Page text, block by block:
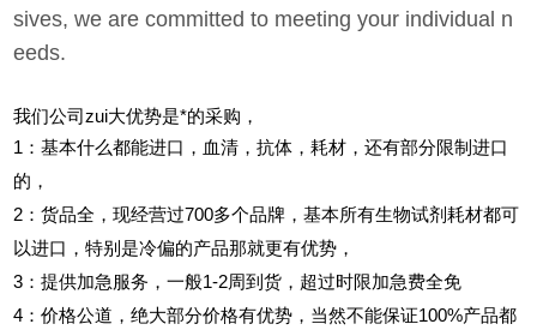
sives, we are committed to meeting your individual n
eeds.
我们公司zui大优势是*的采购，
1 ：基本什么都能进口，血清，抗体，耗材，还有部分限制进口
的，
2 ：货品全，现经营过700多个品牌，基本所有生物试剂耗材都可
以进口，特别是冷偏的产品那就更有优势，
3 ：提供加急服务，一般1-2周到货，超过时限加急费全免
4 ：价格公道，绝大部分价格有优势，当然不能保证100%产品都